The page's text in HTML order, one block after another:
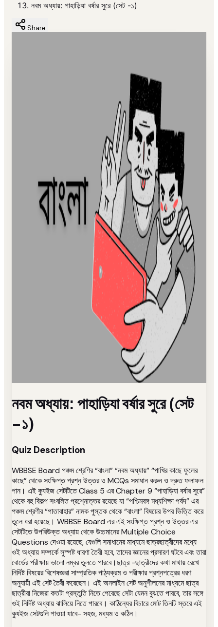
নবম অধ্যায়: পাহাড়িযা বর্ষার সুরে (সেট -১)
Share
নবম অধ্যায়: পাহাড়িযা বর্ষার সুরে (সেট
-১)
Quiz Description
WBBSE Board পঞ্চম শ্রেণির “বাংলা” “নবম অধ্যায়” “পাখির কাছে ফুলের
কাছে” থেকে সংক্ষিপ্ত প্রশ্ন উত্তর ও MCQs সমাধান করুন ও দ্রুত ফলাফল
পান। এই ক্যুইজ সেটটিতে Class 5 এর Chapter 9 “পাহাড়িযা বর্ষার সুরে”
থেকে বহু বিকল্প সংবলিত প্রশ্নোত্তর রয়েছে যা “পশ্চিমবঙ্গ মধ্যশিক্ষা পর্ষদ” এর
পঞ্চম শ্রেণীর “পাতাবাহার” নামক পুস্তক থেকে “বাংলা” বিষয়ের উপর ভিত্তি করে
তুলে ধরা হয়েছে। WBBSE Board এর এই সংক্ষিপ্ত প্রশ্ন ও উত্তর এর
সেটটিতে উপরিউক্ত অধ্যায় থেকে উচ্চমানের Multiple Choice
Questions দেওয়া রয়েছে, যেগুলি সমাধানের মাধ্যমে ছাত্রছাত্রীদের মধ্যে
ওই অধ্যায় সম্পর্কে সুস্পষ্ট ধারণা তৈরী হবে, তাদের জ্ঞানের প্রসারণ ঘটবে এবং তারা
বোর্ডের পরীক্ষায় ভালো নম্বর তুলতে পারবে।ছাত্র -ছাত্রীদের কথা মাথায় রেখে
নির্দিষ্ট বিষয়ের বিশেষজ্ঞরা সাম্প্রতিক পাঠ্যক্রম ও পরীক্ষার প্রশ্নপত্রের ধরণ
অনুযায়ী এই সেট তৈরী করেছেন। এই অনলাইন সেট অনুশীলনের মাধ্যমে ছাত্র
ছাত্রীরা নিজেরা কতটা প্রস্তুতি নিতে পেরেছে সেটা যেমন বুঝতে পারবে, তার সঙ্গে
ওই নির্দিষ্ট অধ্যায় ঝালিয়ে নিতে পারবে। কাঠিন্যের বিচারে মোট তিনটি স্তরে এই
ক্যুইজ সেটগুলি পাওয়া যাবে- সহজ, মধ্যম ও কঠিন।